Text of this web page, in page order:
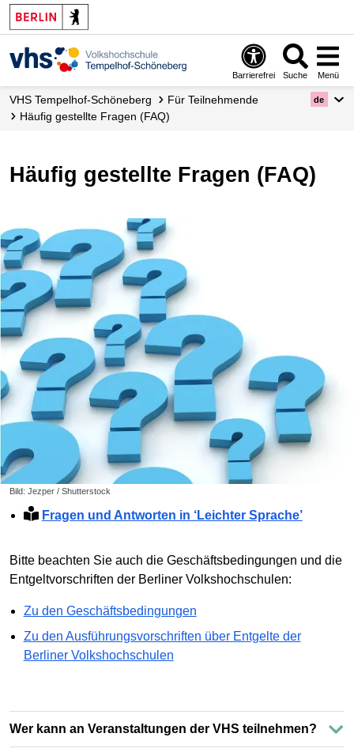
Barrierefrei Suche Menü
VHS Tempelhof-Schöneberg
Für Teilnehmende
Häufig gestellte Fragen (FAQ)
de
Häufig gestellte Fragen (FAQ)
Bild: Jezper / Shutterstock
Fragen und Antworten in ‘Leichter Sprache’
Bitte beachten Sie auch die Geschäftsbedingungen und die
Entgeltvorschriften der Berliner Volkshochschulen:
Zu den Geschäftsbedingungen
Zu den Ausführungsvorschriften über Entgelte der
Berliner Volkshochschulen
Wer kann an Veranstaltungen der VHS teilnehmen?